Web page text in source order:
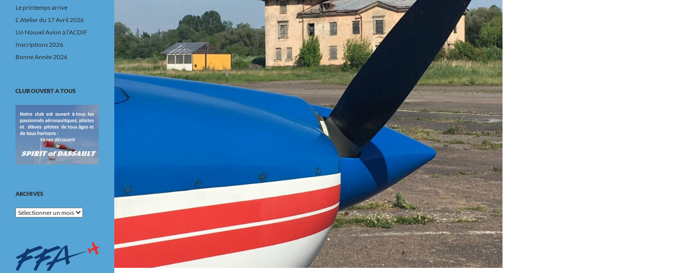
Le printemps arrive
L’ Atelier du 17 Avril 2026
Un Nouvel Avion à l’ACDIF
Inscriptions 2026
Bonne Année 2026
CLUB OUVERT A TOUS
ARCHIVES
Archives